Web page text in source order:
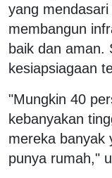
yang
membangun
baik dan aman.
kesiapsiagaan
"Mungkin 40
kebanyakan
mereka banyak
punya rumah,"